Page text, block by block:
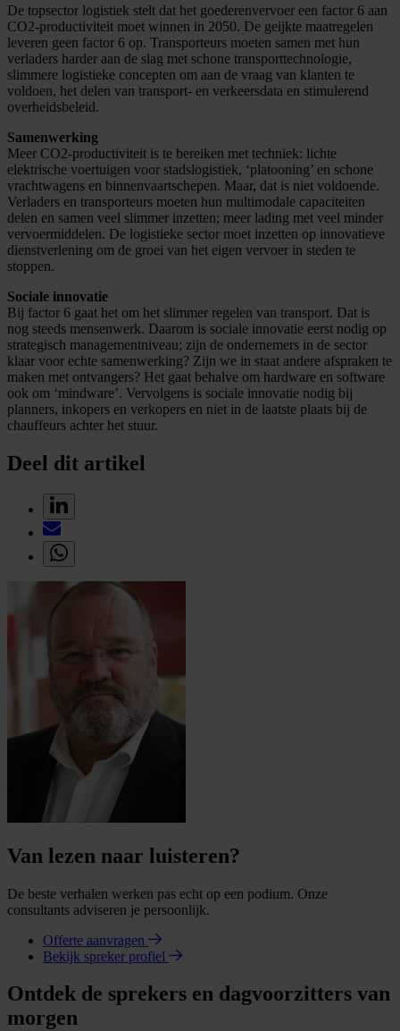
De topsector logistiek stelt dat het goederenvervoer een factor 6 aan
CO2-productiviteit moet winnen in 2050. De geijkte maatregelen
leveren geen factor 6 op. Transporteurs moeten samen met hun
verladers harder aan de slag met schone transporttechnologie,
slimmere logistieke concepten om aan de vraag van klanten te
voldoen, het delen van transport- en verkeersdata en stimulerend
overheidsbeleid.
Samenwerking
Meer CO2-productiviteit is te bereiken met techniek: lichte
elektrische voertuigen voor stadslogistiek, ‘platooning’ en schone
vrachtwagens en binnenvaartschepen. Maar, dat is niet voldoende.
Verladers en transporteurs moeten hun multimodale capaciteiten
delen en samen veel slimmer inzetten; meer lading met veel minder
vervoermiddelen. De logistieke sector moet inzetten op innovatieve
dienstverlening om de groei van het eigen vervoer in steden te
stoppen.
Sociale innovatie
Bij factor 6 gaat het om het slimmer regelen van transport. Dat is
nog steeds mensenwerk. Daarom is sociale innovatie eerst nodig op
strategisch managementniveau; zijn de ondernemers in de sector
klaar voor echte samenwerking? Zijn we in staat andere afspraken te
maken met ontvangers? Het gaat behalve om hardware en software
ook om ‘mindware’. Vervolgens is sociale innovatie nodig bij
planners, inkopers en verkopers en niet in de laatste plaats bij de
chauffeurs achter het stuur.
Deel dit artikel
Van lezen naar luisteren?
De beste verhalen werken pas echt op een podium. Onze
consultants adviseren je persoonlijk.
Offerte aanvragen
Bekijk spreker profiel
Ontdek de sprekers en dagvoorzitters van
morgen